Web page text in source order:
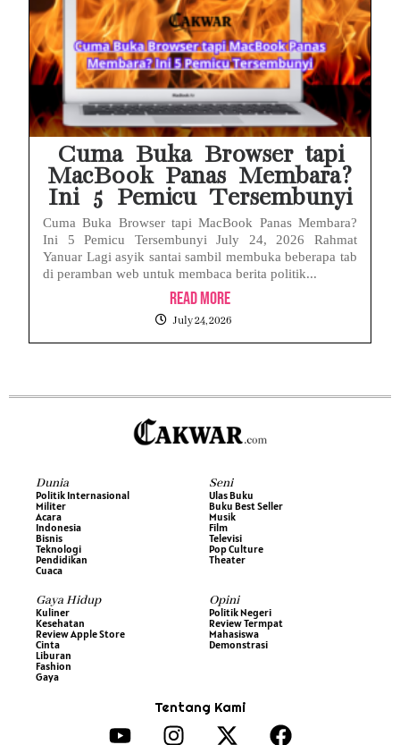
Cuma Buka Browser tapi
MacBook Panas Membara?
Ini 5 Pemicu Tersembunyi
Cuma Buka Browser tapi MacBook Panas Membara?
Ini 5 Pemicu Tersembunyi July 24, 2026 Rahmat
Yanuar Lagi asyik santai sambil membuka beberapa tab
di peramban web untuk membaca berita politik...
Read More
July 24, 2026
Dunia
Politik Internasional
Militer
Acara
Indonesia
Bisnis
Teknologi
Pendidikan
Cuaca
Seni
Ulas Buku
Buku Best Seller
Musik
Film
Televisi
Pop Culture
Theater
Gaya Hidup
Kuliner
Kesehatan
Review Apple Store
Cinta
Liburan
Fashion
Gaya
Opini
Politik Negeri
Review Termpat
Mahasiswa
Demonstrasi
Tentang Kami